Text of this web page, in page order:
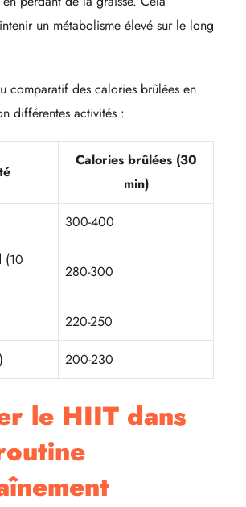
un métabolisme élevé sur le long
comparatif des calories brûlées en
différentes activités :
Calories brûlées (30
min)
300-400
(10
280-300
220-250
200-230
le HIIT dans